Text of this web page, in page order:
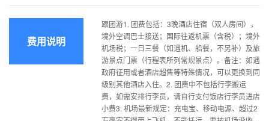
费用说明
跟团游1. 团费包括：3晚酒店住宿（双人房间），
境外空调巴士接送；国际往返机票（含税）；境外
机场税；一日三餐（如遇机、船餐，不另补）及旅
游景点门票（行程表所列常规景点）。备注：如遇
政府征用或者酒店超售等特殊情况，可以更换到同
级别其他酒店入住。2. 团费中不包括行李搬运
费，如需安排行李员，请自行支付饭店行李员进店
小费3. 机场最新规定：充电宝、移动电源、超过2